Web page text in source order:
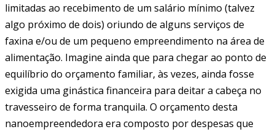
limitadas ao recebimento de um salário mínimo (talvez
algo próximo de dois) oriundo de alguns serviços de
faxina e/ou de um pequeno empreendimento na área de
alimentação. Imagine ainda que para chegar ao ponto de
equilíbrio do orçamento familiar, às vezes, ainda fosse
exigida uma ginástica financeira para deitar a cabeça no
travesseiro de forma tranquila. O orçamento desta
nanoempreendedora era composto por despesas que